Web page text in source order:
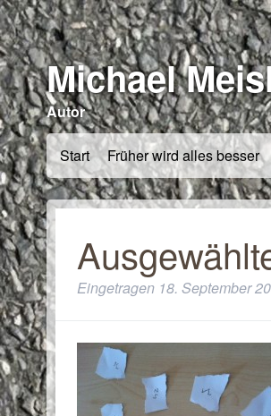
Michael
Autor
Start Früher wird alles besser
Eingetragen 18. September